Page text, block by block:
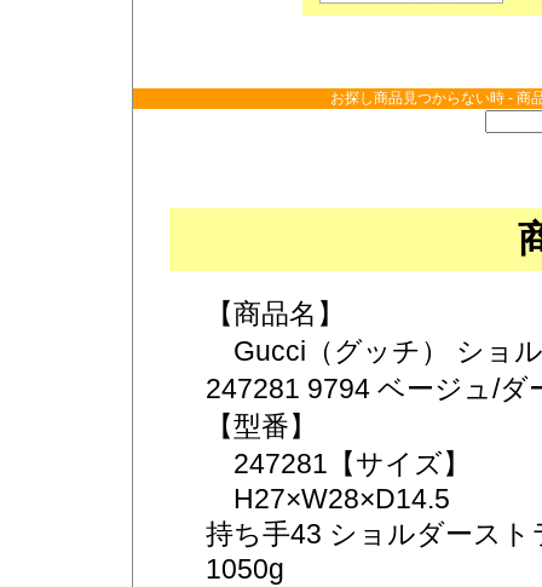
お探し商品見つからない時 - 商
【商品名】
Gucci（グッチ） ショ
247281 9794 ベージュ/
【型番】
247281【サイズ】
H27×W28×D14.5
持ち手43 ショルダースト
1050g